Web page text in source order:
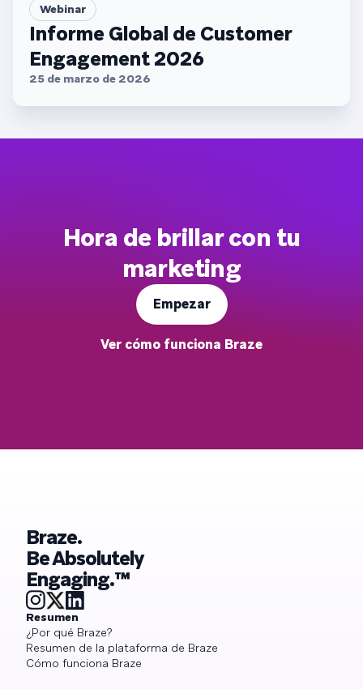
Webinar
Informe Global de Customer
Engagement 2026
25 de marzo de 2026
Hora de brillar con tu
marketing
Empezar
Ver cómo funciona Braze
Braze.
Be Absolutely
Engaging.™
Resumen
¿Por qué Braze?
Resumen de la plataforma de Braze
Cómo funciona Braze